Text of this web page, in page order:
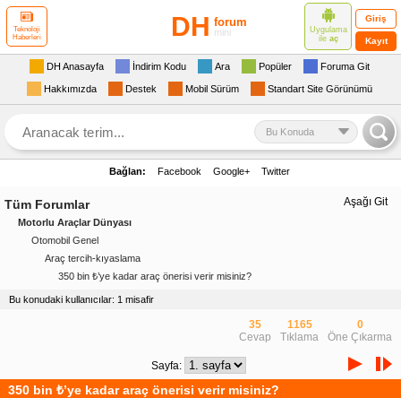
Teknoloji
Haberleri
DH forum
mini
Uygulama
ile aç
Giriş
Kayıt
DH Anasayfa İndirim Kodu Ara Popüler Foruma Git
Hakkımızda Destek Mobil Sürüm Standart Site Görünümü
Bu Konuda
Bağlan: Facebook Google+ Twitter
Aşağı Git
Tüm Forumlar
Motorlu Araçlar Dünyası
Otomobil Genel
Araç tercih-kıyaslama
350 bin ₺’ye kadar araç önerisi verir misiniz?
Bu konudaki kullanıcılar: 1 misafir
35
Cevap
1165
Tıklama
0
Öne Çıkarma
Sayfa:
350 bin ₺’ye kadar araç önerisi verir misiniz?